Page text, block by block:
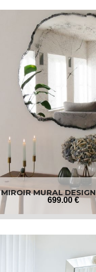
MIROIR MURAL
699.00 €